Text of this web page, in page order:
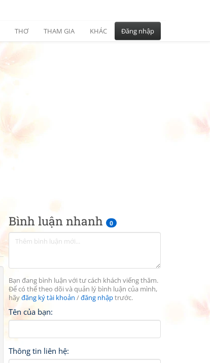
THƠ THAM GIA KHÁC Đăng nhập
Bình luận nhanh 0
Bạn đang bình luận với tư cách khách viếng thăm.
Để có thể theo dõi và quản lý bình luận của mình,
hãyđăng ký tài khoản /đăng nhậptrước.
Tên của bạn:
Thông tin liên hệ: